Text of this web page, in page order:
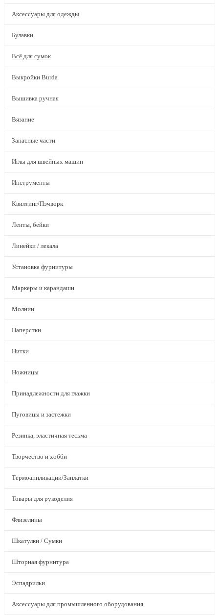
Аксессуары для одежды
Булавки
Всё для сумок
Выкройки Burda
Вышивка ручная
Вязание
Запасные части
Иглы для швейных машин
Инструменты
Квилтинг/Пэчворк
Ленты, бейки
Линейки / лекала
Установка фурнитуры
Маркеры и карандаши
Молнии
Наперстки
Нитки
Ножницы
Принадлежности для глажки
Пуговицы и застежки
Резинка, эластичная тесьма
Творчество и хобби
Термоаппликации/Заплатки
Товары для рукоделия
Флизелины
Шкатулки / Сумки
Шторная фурнитура
Эспадрильи
Аксессуары для промышленного оборудования